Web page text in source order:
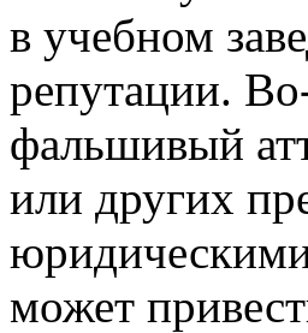
в учебном
репутации.
фальшивый
или других
может